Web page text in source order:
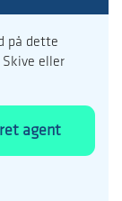
på dette
eller
agent